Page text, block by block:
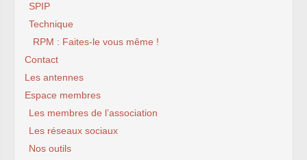
SPIP
Technique
RPM : Faites-le vous même !
Contact
Les antennes
Espace membres
Les membres de l’association
Les réseaux sociaux
Nos outils